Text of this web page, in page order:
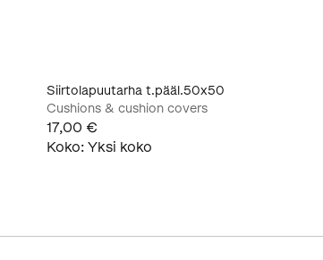
Siirtolapuutarha t.pääl.50x50
Cushions & cushion covers
17,00 €
Koko: Yksi koko